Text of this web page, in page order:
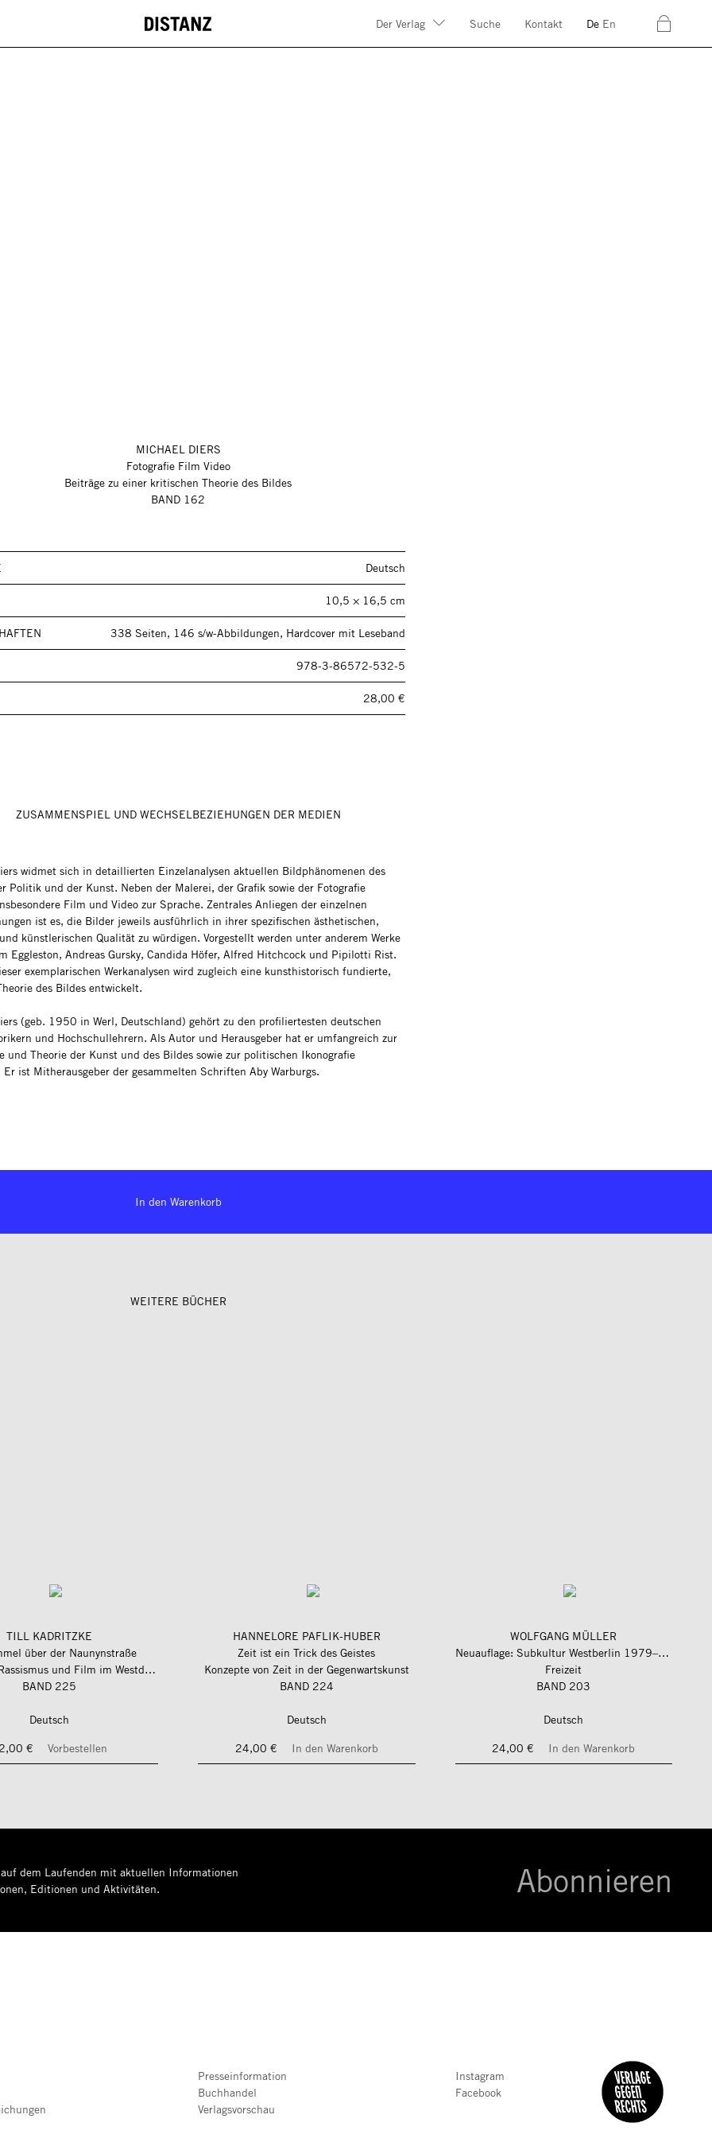
Der Verlag Suche Kontakt De En c
MICHAEL DIERS
Fotografie Film Video
Beiträge zu einer kritischen Theorie des Bildes
BAND 162
Deutsch
10,5 × 16,5 cm
338 Seiten, 146 s/w-Abbildungen, Hardcover mit Leseband
978-3-86572-532-5
28,00 €
ZUSAMMENSPIEL UND WECHSELBEZIEHUNGEN DER MEDIEN
widmet sich in detaillierten Einzelanalysen aktuellen Bildphänomenen des
Politik und der Kunst. Neben der Malerei, der Grafik sowie der Fotografie
Film und Video zur Sprache. Zentrales Anliegen der einzelnen
ist es, die Bilder jeweils ausführlich in ihrer spezifischen ästhetischen,
künstlerischen Qualität zu würdigen. Vorgestellt werden unter anderem Werke
Eggleston, Andreas Gursky, Candida Höfer, Alfred Hitchcock und Pipilotti Rist.
exemplarischen Werkanalysen wird zugleich eine kunsthistorisch fundierte,
des Bildes entwickelt.
(geb. 1950 in Werl, Deutschland) gehört zu den profiliertesten deutschen
und Hochschullehrern. Als Autor und Herausgeber hat er umfangreich zur
und Theorie der Kunst und des Bildes sowie zur politischen Ikonografie
ist Mitherausgeber der gesammelten Schriften Aby Warburgs.
In den Warenkorb
WEITERE BÜCHER
TILL KADRITZKE
über der Naunynstraße
Gastarbeit, Rassismus und Film im Westdeutschland der 1970er-Jahre
BAND 225
Deutsch
€
Vorbestellen
HANNELORE PAFLIK-HUBER
Zeit ist ein Trick des Geistes
Konzepte von Zeit in der Gegenwartskunst
BAND 224
Deutsch
24,00 €
In den Warenkorb
WOLFGANG MÜLLER
Neuauflage: Subkultur Westberlin 1979–1989
Freizeit
BAND 203
Deutsch
24,00 €
In den Warenkorb
dem Laufenden mit aktuellen Informationen
Editionen und Aktivitäten.
Abonnieren
Presseinformation
Buchhandel
Verlagsvorschau
Instagram
Facebook